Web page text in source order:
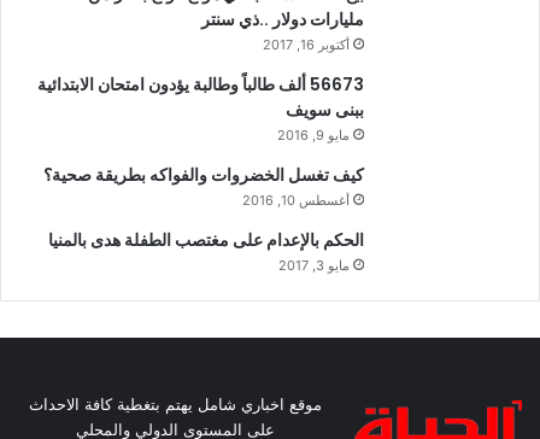
مليارات دولار ..ذي سنتر
أكتوبر 16, 2017
56673 ألف طالباً وطالبة يؤدون امتحان الابتدائية
ببنى سويف
مايو 9, 2016
كيف تغسل الخضروات والفواكه بطريقة صحية؟
أغسطس 10, 2016
الحكم بالإعدام على مغتصب الطفلة هدى بالمنيا
مايو 3, 2017
موقع اخباري شامل يهتم بتغطية كافة الاحداث
على المستوى الدولي والمحلي